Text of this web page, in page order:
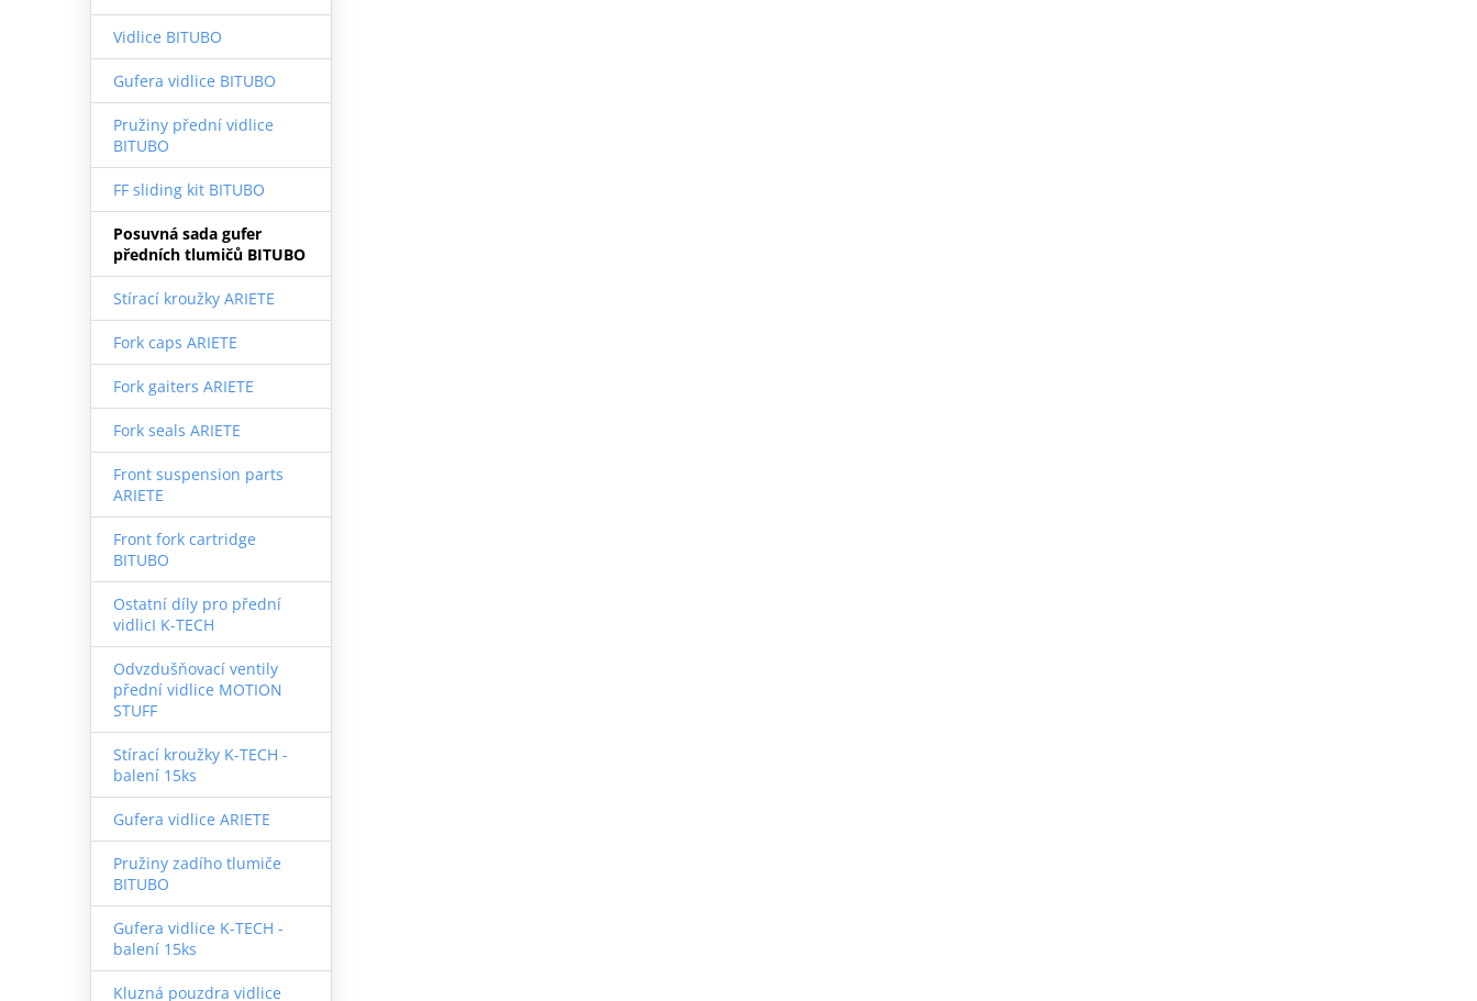
Vidlice BITUBO
Gufera vidlice BITUBO
Pružiny přední vidlice
BITUBO
FF sliding kit BITUBO
Posuvná sada gufer
předních tlumičů BITUBO
Stírací kroužky ARIETE
Fork caps ARIETE
Fork gaiters ARIETE
Fork seals ARIETE
Front suspension parts
ARIETE
Front fork cartridge
BITUBO
Ostatní díly pro přední
vidlicI K-TECH
Odvzdušňovací ventily
přední vidlice MOTION
STUFF
Stírací kroužky K-TECH -
balení 15ks
Gufera vidlice ARIETE
Pružiny zadího tlumiče
BITUBO
Gufera vidlice K-TECH -
balení 15ks
Kluzná pouzdra vidlice